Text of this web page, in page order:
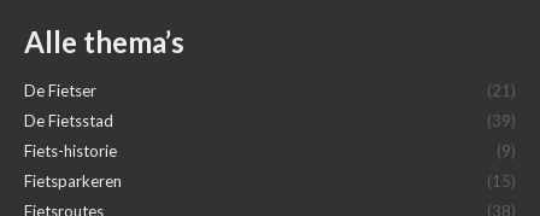
Alle thema’s
De Fietser
(21)
De Fietsstad
(39)
Fiets-historie
(9)
Fietsparkeren
(15)
Fietsroutes
(38)